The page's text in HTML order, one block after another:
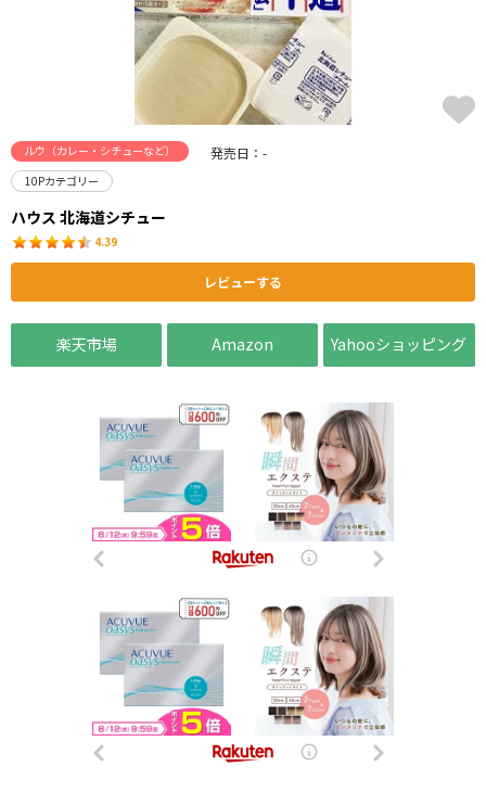
ルウ（カレー・シチューなど） 発売日：-
10Pカテゴリー
ハウス 北海道シチュー
4.39
レビューする
楽天市場 Amazon Yahooショッピング